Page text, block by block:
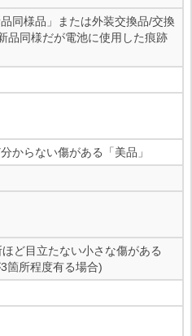
同様品」または外装交換品/交換
品同様だが電池に使用した痕跡
からない傷がある「美品」
ど目立たない小さな傷がある
箇所程度有る場合)